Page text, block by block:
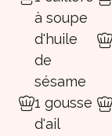
à soupe
d'huile
de
sésame
1 gousse
d'ail